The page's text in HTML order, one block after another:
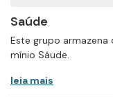
Saúde
Este grupo
mínio Sáude.
leia mais